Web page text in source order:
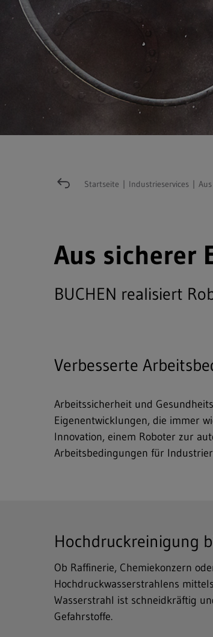
Freitext-Suche
Hit enter to search or ESC to close
Startseite | Industrieservices |
Aus sicherer
BUCHEN realisiert
Verbesserte
Arbeitssicherheit und
Eigenentwicklungen, die immer
Innovation, einem Roboter zur
Arbeitsbedingungen für
Hochdruckreinigung
Ob Raffinerie, Chemiekonzern
Hochdruckwasserstrahlens
Wasserstrahl ist schneidkräftig
Gefahrstoffe.